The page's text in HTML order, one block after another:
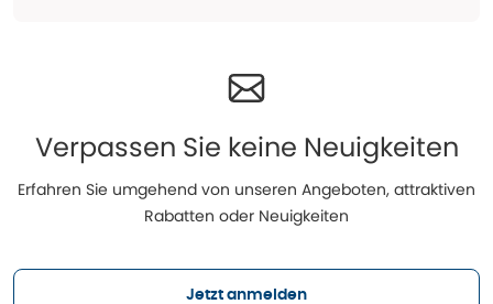
Verpassen Sie keine Neuigkeiten
Erfahren Sie umgehend von unseren Angeboten, attraktiven
Rabatten oder Neuigkeiten
Jetzt anmelden